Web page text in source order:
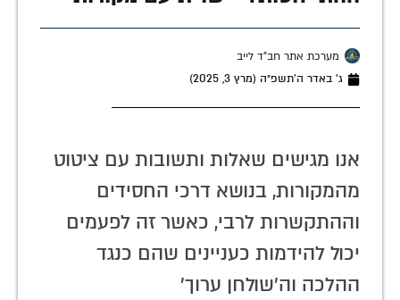
מערכת אתר חב"ד לייב
ג׳ באדר ה׳תשפ״ה (מרץ 3, 2025)
אנו מגישים שאלות ותשובות עם ציטוט
מהמקורות, בנושא דרכי החסידים
וההתקשרות לרבי, כאשר זה לפעמים
יכול להידמות כעניינים שהם כנגד
ההלכה וה'שולחן ערוך'